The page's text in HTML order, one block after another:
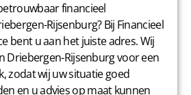
financieel
Rijsenburg? Bij Financieel
bent u aan het juiste adres. Wij
Driebergen-Rijsenburg voor een
zodat wij uw situatie goed
en u advies op maat kunnen